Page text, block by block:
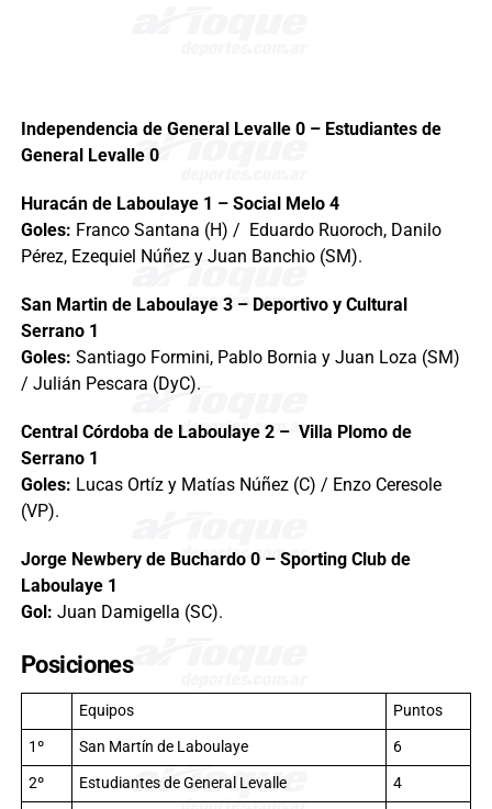
Independencia de General Levalle 0 – Estudiantes de
General Levalle 0
Huracán de Laboulaye 1 – Social Melo 4
Goles: Franco Santana (H) / Eduardo Ruoroch, Danilo
Pérez, Ezequiel Núñez y Juan Banchio (SM).
San Martin de Laboulaye 3 – Deportivo y Cultural
Serrano 1
Goles: Santiago Formini, Pablo Bornia y Juan Loza (SM)
/ Julián Pescara (DyC).
Central Córdoba de Laboulaye 2 – Villa Plomo de
Serrano 1
Goles: Lucas Ortíz y Matías Núñez (C) / Enzo Ceresole
(VP).
Jorge Newbery de Buchardo 0 – Sporting Club de
Laboulaye 1
Gol: Juan Damigella (SC).
Posiciones
Equipos
Puntos
1º
San Martín de Laboulaye
6
2º
Estudiantes de General Levalle
4